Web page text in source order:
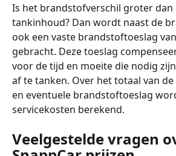
Is het brandstofverschil groter dan
tankinhoud? Dan wordt naast de
ook een vaste brandstoftoeslag
gebracht. Deze toeslag
voor de tijd en moeite die nodig
af te tanken. Over het totaal van
en eventuele brandstoftoeslag
servicekosten berekend.
Veelgestelde vragen